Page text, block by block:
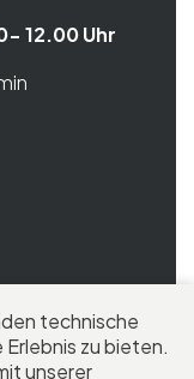
technische
zu bieten.
unserer
12.00 Uhr